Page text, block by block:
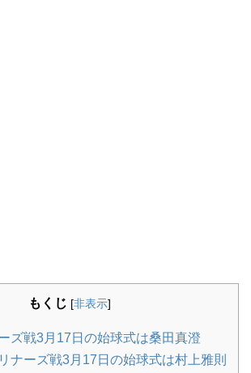
もくじ [非表示]
ズ戦3月17日の始球式は桑田真澄
ナーズ戦3月17日の始球式は村上雅則